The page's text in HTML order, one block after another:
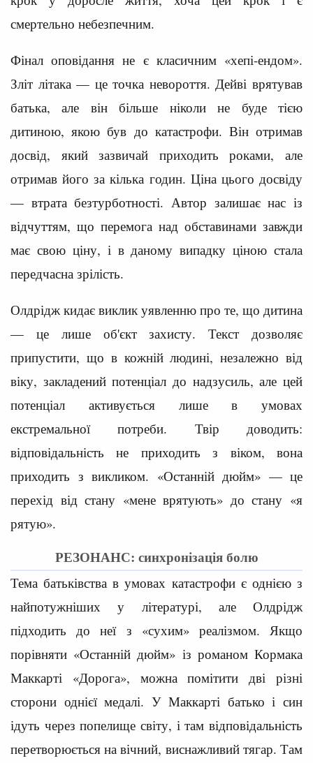
смертельно небезпечним.
Фінал оповідання не є класичним «хепі-ендом».
Зліт літака — це точка невороття. Дейві врятував
батька, але він більше ніколи не буде тією
дитиною, якою був до катастрофи. Він отримав
досвід, який зазвичай приходить роками, але
отримав його за кілька годин. Ціна цього досвіду
— втрата безтурботності. Автор залишає нас із
відчуттям, що перемога над обставинами завжди
має свою ціну, і в даному випадку ціною стала
передчасна зрілість.
Олдрідж кидає виклик уявленню про те, що дитина
— це лише об'єкт захисту. Текст дозволяє
припустити, що в кожній людині, незалежно від
віку, закладений потенціал до надзусиль, але цей
потенціал активується лише в умовах
екстремальної потреби. Твір доводить:
відповідальність не приходить з віком, вона
приходить з викликом. «Останній дюйм» — це
перехід від стану «мене врятують» до стану «я
рятую».
РЕЗОНАНС: синхронізація болю
Тема батьківства в умовах катастрофи є однією з
найпотужніших у літературі, але Олдрідж
підходить до неї з «сухим» реалізмом. Якщо
порівняти «Останній дюйм» із романом Кормака
Маккарті «Дорога», можна помітити дві різні
сторони однієї медалі. У Маккарті батько і син
ідуть через попелище світу, і там відповідальність
перетворюється на вічний, виснажливий тягар. Там